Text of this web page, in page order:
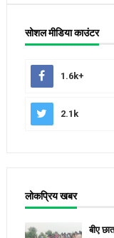
सोशल मीडिया काउंटर
1.6k+
2.1k
लोकप्रिय खबर
बीए